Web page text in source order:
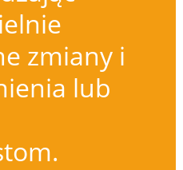
zmiany i
lub